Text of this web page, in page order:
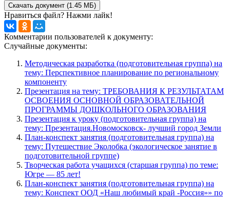
Скачать документ (1.45 МБ)
Нравиться файл? Нажми лайк!
Комментарии пользователей к документу:
Случайные документы:
Методическая разработка (подготовительная группа) на
тему: Перспективное планирование по региональному
компоненту
Презентация на тему: ТРЕБОВАНИЯ К РЕЗУЛЬТАТАМ
ОСВОЕНИЯ ОСНОВНОЙ ОБРАЗОВАТЕЛЬНОЙ
ПРОГРАММЫ ДОШКОЛЬНОГО ОБРАЗОВАНИЯ
Презентация к уроку (подготовительная группа) на
тему: Презентация.Новомосковск- лучший город Земли
План-конспект занятия (подготовительная группа) на
тему: Путешествие Эколобка (экологическое занятие в
подготовительной группе)
Творческая работа учащихся (старшая группа) по теме:
Югре — 85 лет!
План-конспект занятия (подготовительная группа) на
тему: Конспект ООД «Наш любимый край -Россия»» по